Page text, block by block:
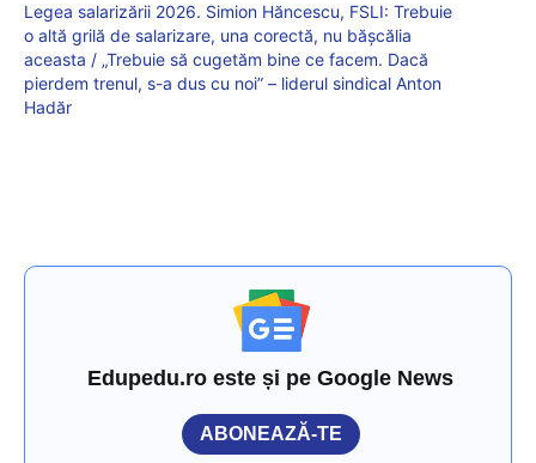
Legea salarizării 2026. Simion Hăncescu, FSLI: Trebuie
o altă grilă de salarizare, una corectă, nu bășcălia
aceasta / „Trebuie să cugetăm bine ce facem. Dacă
pierdem trenul, s-a dus cu noi” – liderul sindical Anton
Hadăr
Edupedu.ro este și pe Google News
ABONEAZĂ-TE